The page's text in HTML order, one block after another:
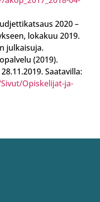
2020 –
lokakuu 2019.
julkaisuja.
(2019).
Saatavilla:
Opiskelijat-ja-